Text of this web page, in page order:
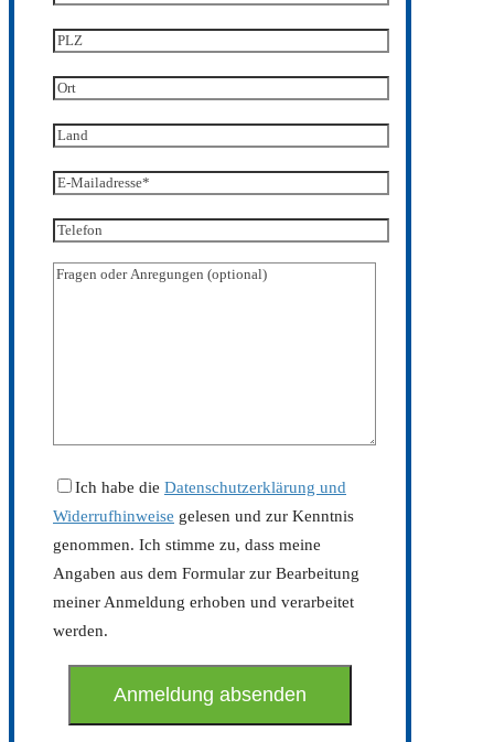
Ich habe die Datenschutzerklärung und
Widerrufhinweise gelesen und zur Kenntnis
genommen. Ich stimme zu, dass meine
Angaben aus dem Formular zur Bearbeitung
meiner Anmeldung erhoben und verarbeitet
werden.